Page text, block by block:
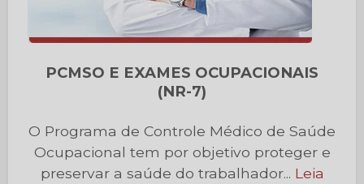
PCMSO E EXAMES OCUPACIONAIS
(NR-7)
O Programa de Controle Médico de Saúde
Ocupacional tem por objetivo proteger e
preservar a saúde do trabalhador... Leia